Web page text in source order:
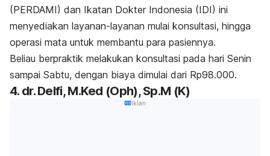
(PERDAMI) dan Ikatan Dokter Indonesia (IDI) ini
menyediakan layanan-layanan mulai konsultasi, hingga
operasi mata untuk membantu para pasiennya.
Beliau berpraktik melakukan konsultasi pada hari Senin
sampai Sabtu, dengan biaya dimulai dari Rp98.000.
4. dr. Delfi, M.Ked (Oph), Sp.M (K)
Iklan